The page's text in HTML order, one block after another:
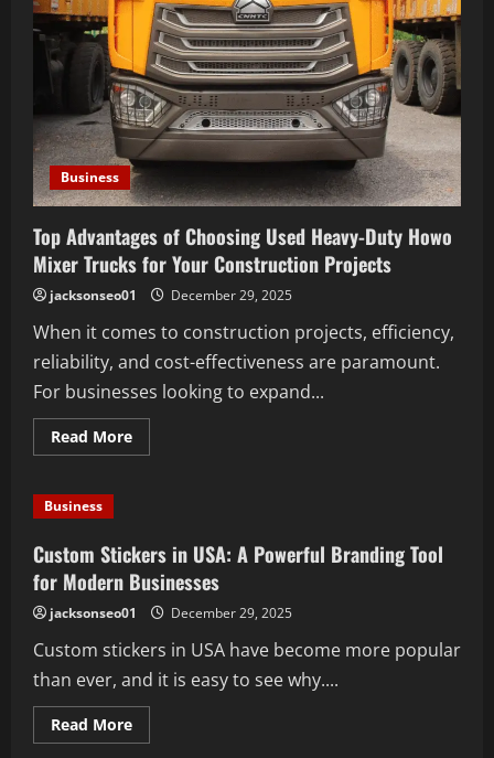
Business
Top Advantages of Choosing Used Heavy-Duty Howo
Mixer Trucks for Your Construction Projects
jacksonseo01 December 29, 2025
When it comes to construction projects, efficiency,
reliability, and cost-effectiveness are paramount.
For businesses looking to expand...
Read MoreRead
more
Used
Heavy-
Duty
Howo
Mixer
Trucks
Your
Construction
Projects
Business
Custom Stickers in USA: A Powerful Branding Tool
for Modern Businesses
jacksonseo01 December 29, 2025
Custom stickers in USA have become more popular
than ever, and it is easy to see why....
Read MoreRead
more